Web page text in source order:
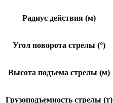
Радиус действия (м)
Угол поворота стрелы (°)
Высота подъема стрелы (м)
Грузоподъемность стрелы (т)